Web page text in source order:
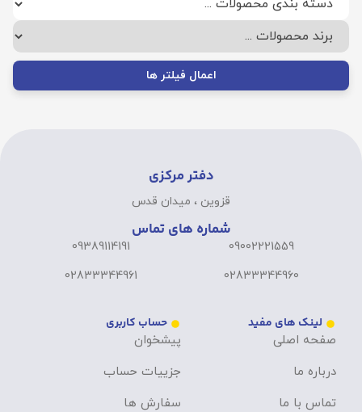
اعمال فیلتر ها
دفتر مرکزی
قزوین ، میدان قدس
شماره های تماس
09002221559
02833344960
09389114191
02833344961
لینک های مفید
صفحه اصلی
درباره ما
تماس با ما
حساب کاربری
پیشخوان
جزییات حساب
سفارش ها